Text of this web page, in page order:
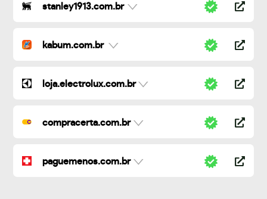
stanley1913.com.br
kabum.com.br
loja.electrolux.com.br
compracerta.com.br
paguemenos.com.br